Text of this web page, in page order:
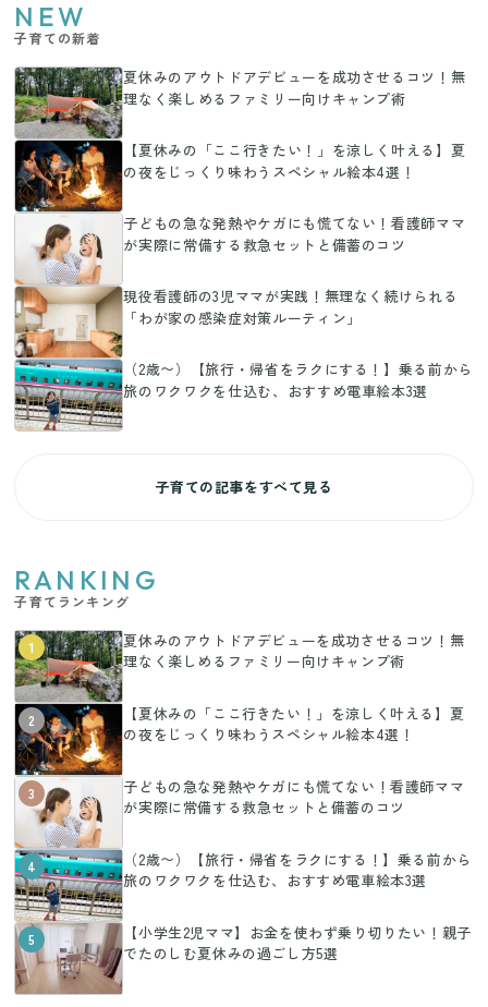
NEW
子育ての新着
夏休みのアウトドアデビューを成功させるコツ！無
理なく楽しめるファミリー向けキャンプ術
【夏休みの「ここ行きたい！」を涼しく叶える】夏
の夜をじっくり味わうスペシャル絵本4選！
子どもの急な発熱やケガにも慌てない！看護師ママ
が実際に常備する救急セットと備蓄のコツ
現役看護師の3児ママが実践！無理なく続けられる
「わが家の感染症対策ルーティン」
（2歳〜）【旅行・帰省をラクにする！】乗る前から
旅のワクワクを仕込む、おすすめ電車絵本3選
子育ての記事をすべて見る
RANKING
子育てランキング
1
夏休みのアウトドアデビューを成功させるコツ！無
理なく楽しめるファミリー向けキャンプ術
2
【夏休みの「ここ行きたい！」を涼しく叶える】夏
の夜をじっくり味わうスペシャル絵本4選！
3
子どもの急な発熱やケガにも慌てない！看護師ママ
が実際に常備する救急セットと備蓄のコツ
4
（2歳〜）【旅行・帰省をラクにする！】乗る前から
旅のワクワクを仕込む、おすすめ電車絵本3選
5
【小学生2児ママ】お金を使わず乗り切りたい！親子
でたのしむ夏休みの過ごし方5選